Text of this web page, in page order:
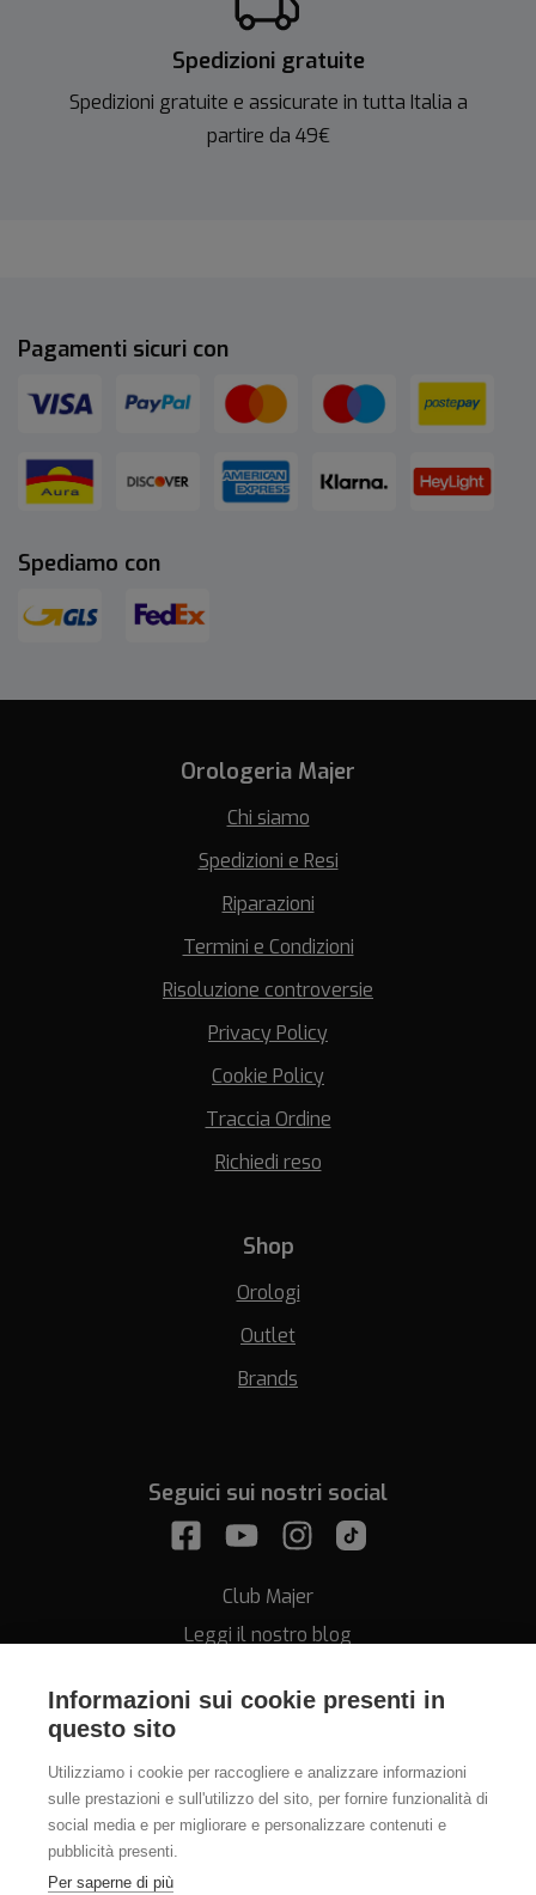
Informazioni sui cookie presenti in
questo sito
Utilizziamo i cookie per raccogliere e analizzare informazioni
sulle prestazioni e sull'utilizzo del sito, per fornire funzionalità di
social media e per migliorare e personalizzare contenuti e
pubblicità presenti.
Per saperne di più
Spedizioni gratuite
Spedizioni gratuite e assicurate in tutta Italia a
partire da 49€
Pagamenti sicuri con
Spediamo con
Orologeria Majer
Chi siamo
Spedizioni e Resi
Riparazioni
Termini e Condizioni
Risoluzione controversie
Privacy Policy
Cookie Policy
Traccia Ordine
Richiedi reso
Shop
Orologi
Outlet
Brands
Seguici sui nostri social
Club Majer
Leggi il nostro blog
Assistenza